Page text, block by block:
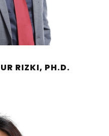
RIZKI, PH.D.